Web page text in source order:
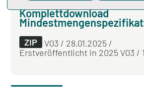
Komplettdownload
ZIP
V03 / 28.01.2025 /
Erstveröffentlicht in 2025 V03 /